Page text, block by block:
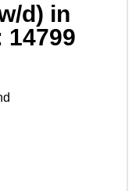
d) in
14799